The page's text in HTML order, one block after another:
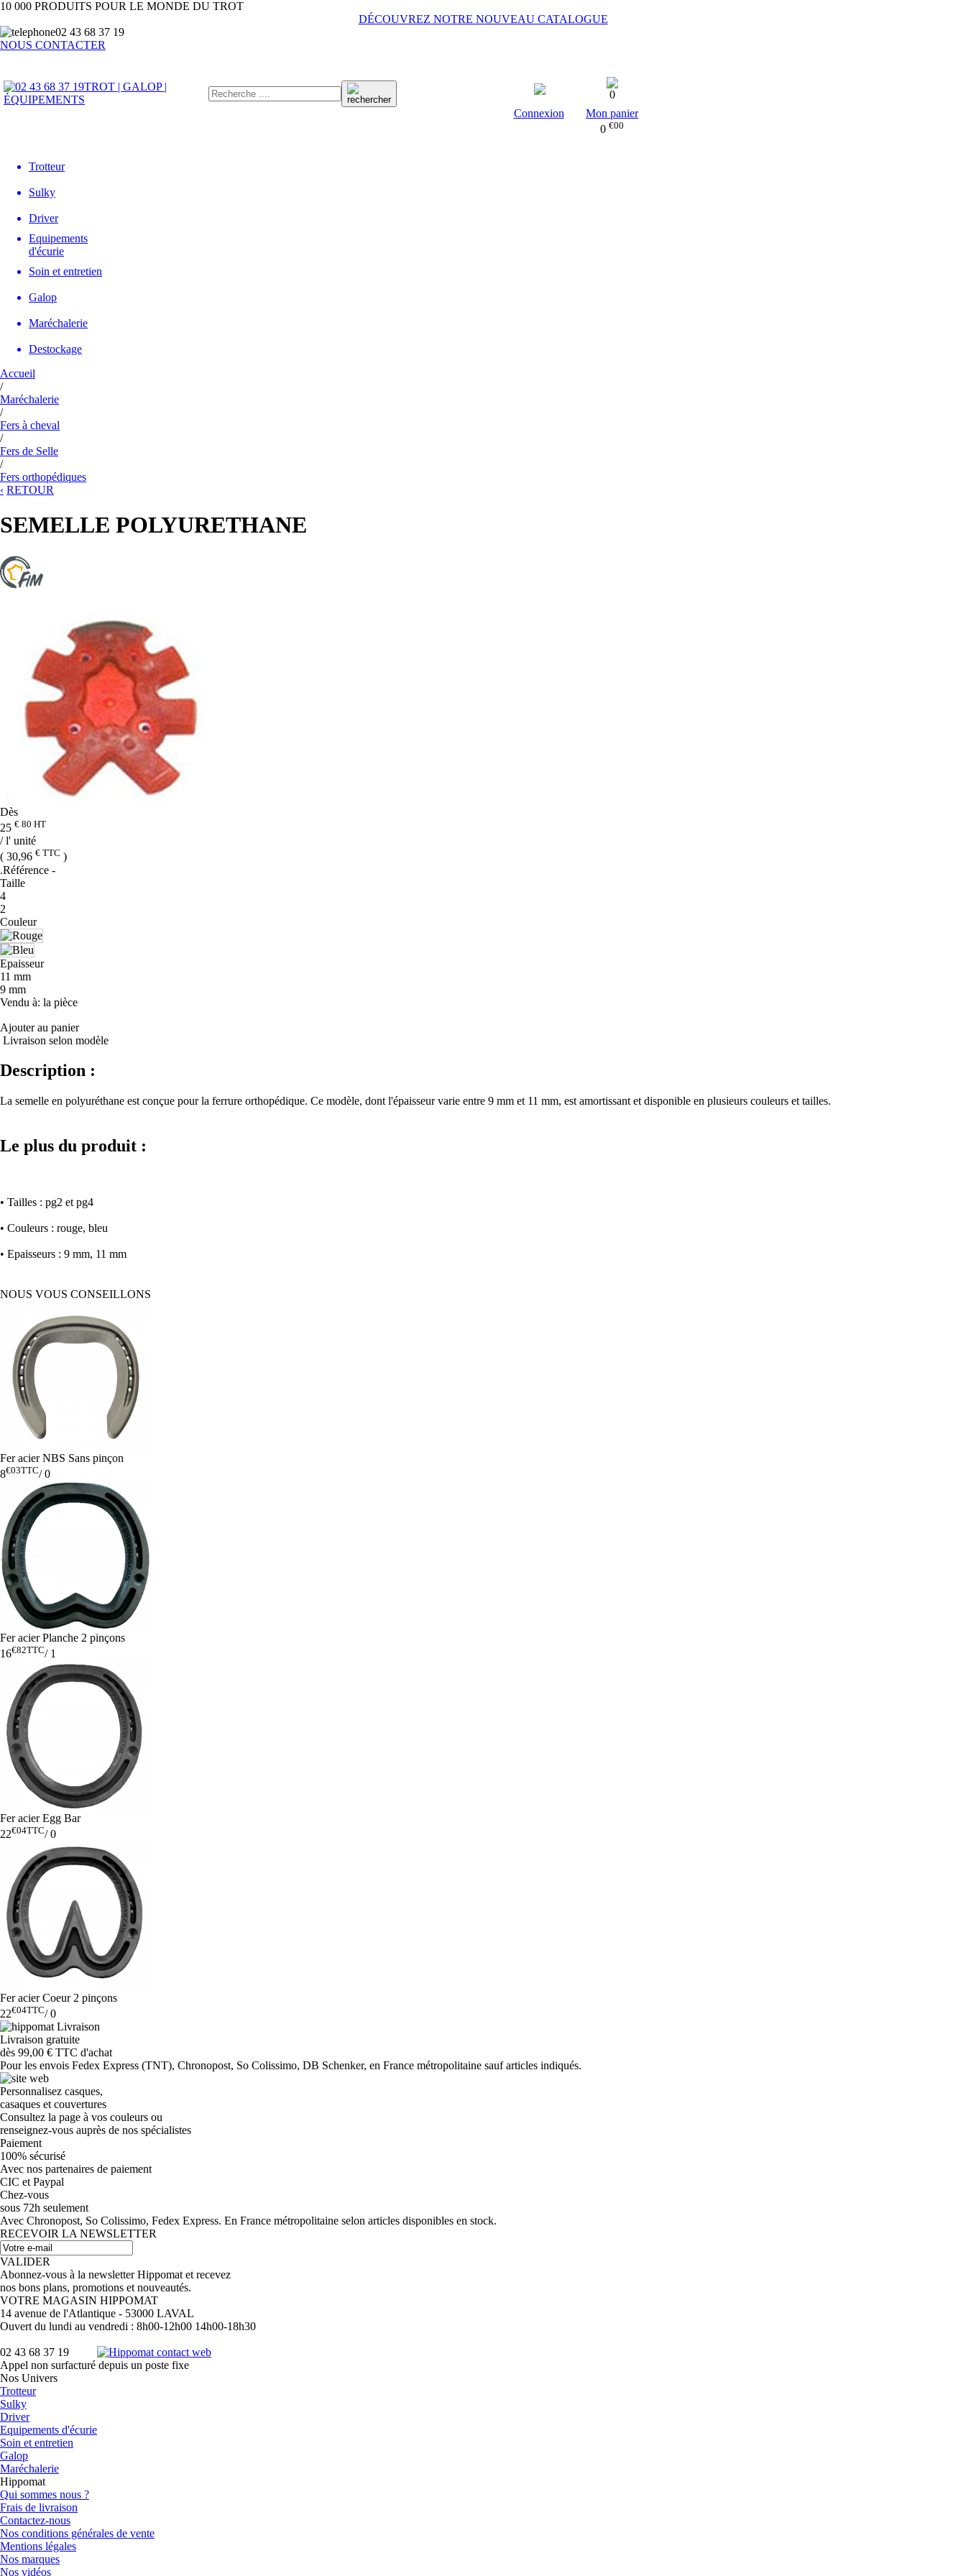
10 000 PRODUITS POUR LE MONDE DU TROT
DÉCOUVREZ NOTRE NOUVEAU CATALOGUE
02 43 68 37 19
NOUS CONTACTER
TROT | GALOP |
ÉQUIPEMENTS
Connexion
0
Mon panier
0 €00
Trotteur
Sulky
Driver
Equipements
d'écurie
Soin et entretien
Galop
Maréchalerie
Destockage
Accueil
/
Maréchalerie
/
Fers à cheval
/
Fers de Selle
/
Fers orthopédiques
‹ RETOUR
SEMELLE POLYURETHANE
Dès
25 € 80 HT
/ l' unité
( 30,96 € TTC )
.Référence -
Taille
4
2
Couleur
Epaisseur
11 mm
9 mm
Vendu à: la pièce
Ajouter au panier
Livraison selon modèle
Description :
La semelle en polyuréthane est conçue pour la ferrure orthopédique. Ce modèle, dont l'épaisseur varie entre 9 mm et 11 mm, est amortissant et disponible en plusieurs couleurs et tailles.
Le plus du produit :
• Tailles : pg2 et pg4
• Couleurs : rouge, bleu
• Epaisseurs : 9 mm, 11 mm
NOUS VOUS CONSEILLONS
Fer acier NBS Sans pinçon
8€03TTC/0
Fer acier Planche 2 pinçons
16€82TTC/1
Fer acier Egg Bar
22€04TTC/0
Fer acier Coeur 2 pinçons
22€04TTC/0
Livraison gratuite
dès 99,00 € TTC d'achat
Pour les envois Fedex Express (TNT), Chronopost, So Colissimo, DB Schenker, en France métropolitaine sauf articles indiqués.
Personnalisez casques,
casaques et couvertures
Consultez la page à vos couleurs ou
renseignez-vous auprès de nos spécialistes
Paiement
100% sécurisé
Avec nos partenaires de paiement
CIC et Paypal
Chez-vous
sous 72h seulement
Avec Chronopost, So Colissimo, Fedex Express. En France métropolitaine selon articles disponibles en stock.
RECEVOIR LA NEWSLETTER
VALIDER
Abonnez-vous à la newsletter Hippomat et recevez
nos bons plans, promotions et nouveautés.
VOTRE MAGASIN HIPPOMAT
14 avenue de l'Atlantique - 53000 LAVAL
Ouvert du lundi au vendredi : 8h00-12h00 14h00-18h30
02 43 68 37 19
Appel non surfacturé depuis un poste fixe
Nos Univers
Trotteur
Sulky
Driver
Equipements d'écurie
Soin et entretien
Galop
Maréchalerie
Hippomat
Qui sommes nous ?
Frais de livraison
Contactez-nous
Nos conditions générales de vente
Mentions légales
Nos marques
Nos vidéos